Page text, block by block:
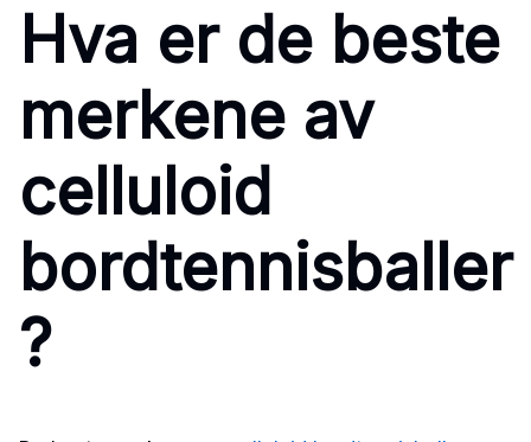
Hva er de beste
merkene av
celluloid
bordtennisballer
?